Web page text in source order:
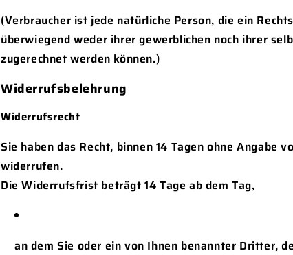
(Verbraucher ist jede natürliche Person, die ein
überwiegend weder ihrer gewerblichen noch ihrer
zugerechnet werden können.)
Widerrufsbelehrung
Widerrufsrecht
Sie haben das Recht, binnen 14 Tagen ohne Angabe
widerrufen.
Die Widerrufsfrist beträgt 14 Tage ab dem Tag,
an dem Sie oder ein von Ihnen benannter Dritter,